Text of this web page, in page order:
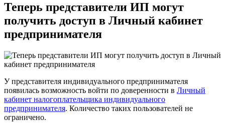
Теперь представители ИП могут
получить доступ в Личный кабинет
предпринимателя
У представителя индивидуального предпринимателя
появилась возможность войти по доверенности в Личный
кабинет налогоплательщика индивидуального
предпринимателя. Количество таких пользователей не
ограничено.